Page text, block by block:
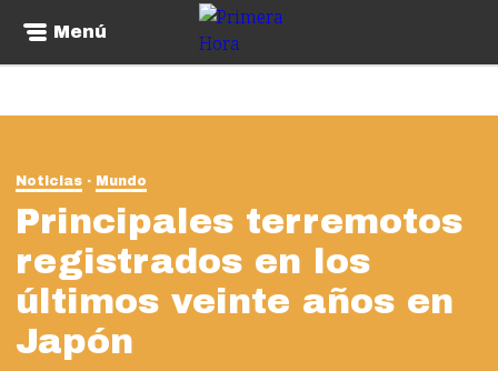
Menú
Noticias Mundo
Principales terremotos
registrados en los
últimos veinte años en
Japón